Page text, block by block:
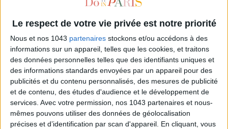
Le respect de votre vie privée est notre priorité
Nous et nos 1043 partenaires stockons et/ou accédons à des
informations sur un appareil, telles que les cookies, et traitons
des données personnelles telles que des identifiants uniques et
des informations standards envoyées par un appareil pour des
publicités et du contenu personnalisés, des mesures de publicité
et de contenu, des études d'audience et le développement de
services. Avec votre permission, nos 1043 partenaires et nous-
mêmes pouvons utiliser des données de géolocalisation
précises et d’identification par scan d'appareil. En cliquant, vous
LES MEILLEURS HÔTELS POUR UN WEEK-END SPA ET GASTRONOMIE